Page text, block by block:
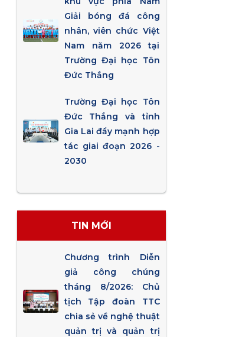
Giải bóng đá công
nhân, viên chức Việt
Nam năm 2026 tại
Trường Đại học Tôn
Đức Thắng
Trường Đại học Tôn
Đức Thắng và tỉnh
Gia Lai đẩy mạnh hợp
tác giai đoạn 2026 -
2030
TIN MỚI
Chương trình Diễn
giả công chúng
tháng 8/2026: Chủ
tịch Tập đoàn TTC
chia sẻ về nghệ thuật
quản trị và quản trị